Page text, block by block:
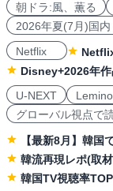
朝ドラ:風、薫る
2026年夏(7月)国
Netflix
Disney+2026年
U-NEXT
グローバル視点で
【最新8月】韓国
韓流再現レポ(取
韓国TV視聴率